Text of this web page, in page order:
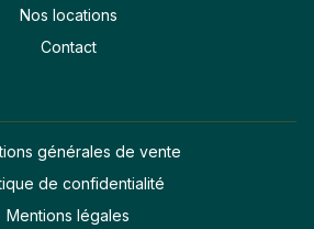
Nos locations
Contact
générales de vente
de confidentialité
Mentions légales